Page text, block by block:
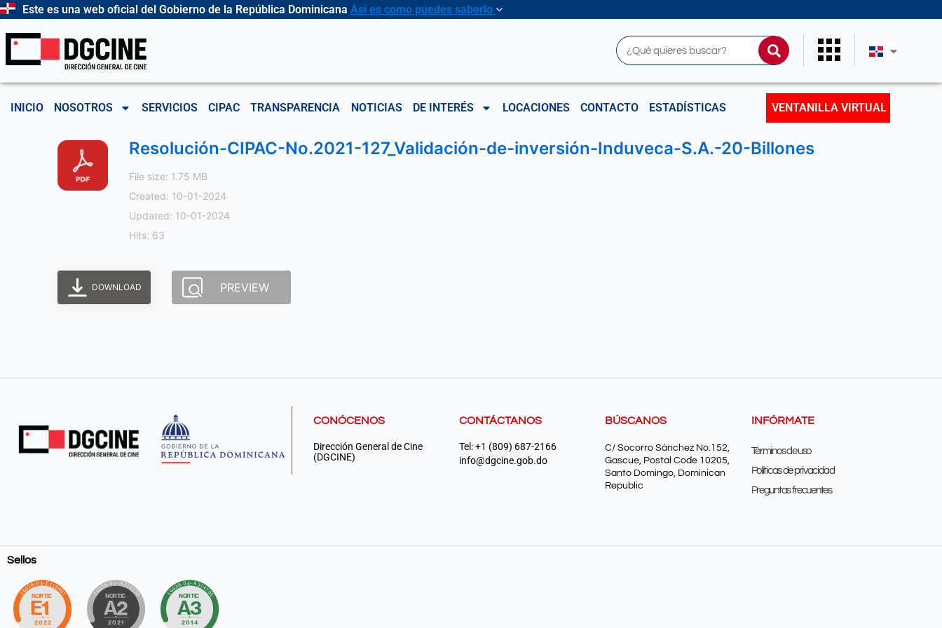
Ir
contenido
Este es una web oficial del Gobierno de la República Dominicana Así es como puedes saberlo
Buscar
INICIO NOSOTROS SERVICIOS CIPAC TRANSPARENCIA NOTICIAS DE INTERÉS LOCACIONES CONTACTO ESTADÍSTICAS VENTANILLA VIRTUAL
Resolución-CIPAC-No.2021-127_Validación-de-inversión-Induveca-S.A.-20-Billones
File size: 1.75 MB
Created: 10-01-2024
Updated: 10-01-2024
Hits: 63
DOWNLOAD PREVIEW
CONÓCENOS
Dirección General de Cine
(DGCINE)
CONTÁCTANOS
Tel: +1 (809) 687-2166
info@dgcine.gob.do
BÚSCANOS
C/ Socorro Sánchez No.152,
Gascue, Postal Code 10205,
Santo Domingo, Dominican
Republic
INFÓRMATE
Términos de uso
Políticas de privacidad
Preguntas frecuentes
Sellos